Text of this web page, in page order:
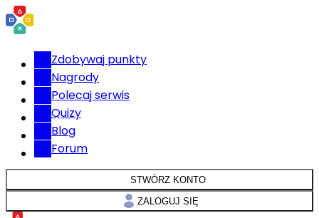
Zdobywaj punkty
Nagrody
Polecaj serwis
Quizy
Blog
Forum
STWÓRZ KONTO
ZALOGUJ SIĘ